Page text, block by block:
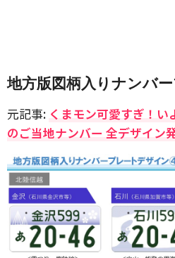
地方版図柄入りナンバ
元記事: くまモン可愛すぎ！
のご当地ナンバー 全デザイン